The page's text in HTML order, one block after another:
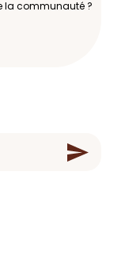
la communauté ?